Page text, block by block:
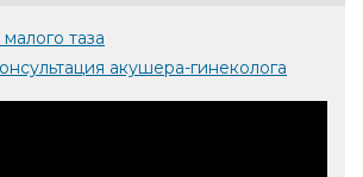
таза
акушера-гинеколога